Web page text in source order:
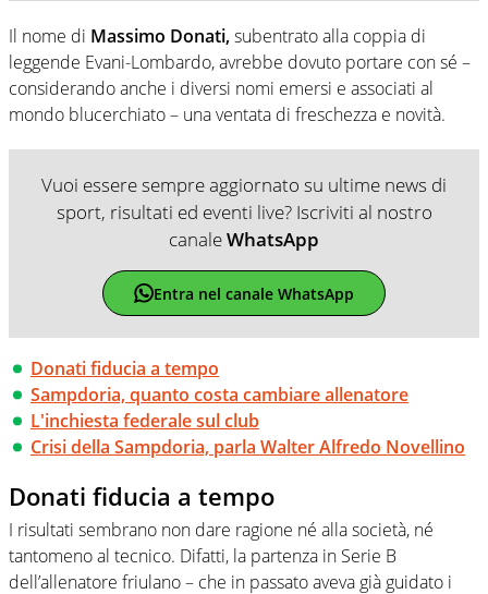
Il nome di Massimo Donati,subentrato alla coppia di
leggende Evani-Lombardo, avrebbe dovuto portare con sé –
considerando anche i diversi nomi emersi e associati al
mondo blucerchiato – una ventata di freschezza e novità.
Vuoi essere sempre aggiornato su ultime news di
sport, risultati ed eventi live? Iscriviti al nostro
canaleWhatsApp
Entra nel canale WhatsApp
Donati fiducia a tempo
Sampdoria, quanto costa cambiare allenatore
L'inchiesta federale sul club
Crisi della Sampdoria, parla Walter Alfredo Novellino
Donati fiducia a tempo
I risultati sembrano non dare ragione né alla società, né
tantomeno al tecnico. Difatti, la partenza in Serie B
dell’allenatore friulano – che in passato aveva già guidato i